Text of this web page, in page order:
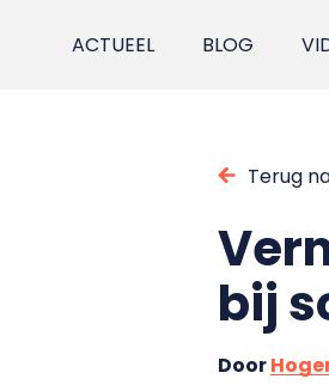
ACTUEEL BLOG
Terug
bij
Door